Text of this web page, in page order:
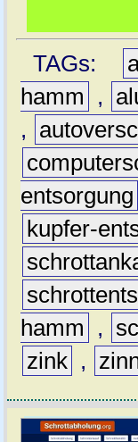
TAGs:
hamm
,
,
entsorgung
kupfer-
hamm
,
zink ,